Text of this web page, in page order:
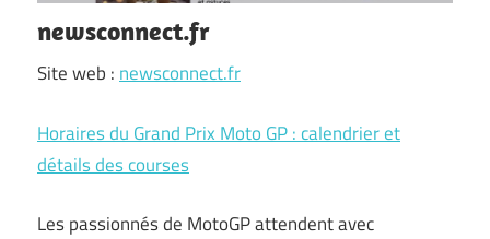
newsconnect.fr
Site web : newsconnect.fr
Horaires du Grand Prix Moto GP : calendrier et
détails des courses
Les passionnés de MotoGP attendent avec